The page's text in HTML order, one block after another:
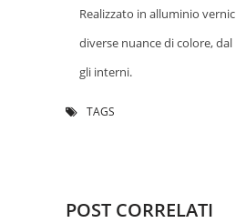
Realizzato in alluminio
diverse nuance di colore,
gli interni.
TAGS
POST CORRELATI